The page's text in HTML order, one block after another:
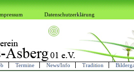
Datenschutzerklärung
Termine News/Info Tradition